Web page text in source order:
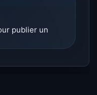
publier un